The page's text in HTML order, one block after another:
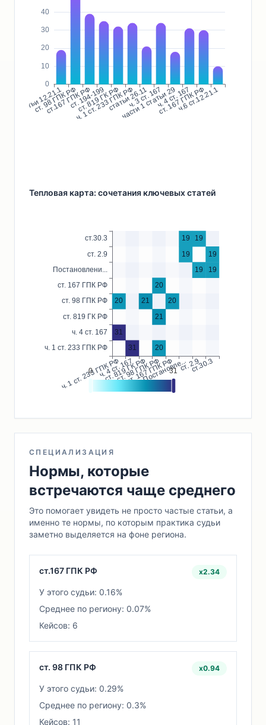
Тепловая карта: сочетания ключевых статей
СПЕЦИАЛИЗАЦИЯ
Нормы, которые
встречаются чаще среднего
Это помогает увидеть не просто частые статьи, а
именно те нормы, по которым практика судьи
заметно выделяется на фоне региона.
ст.167 ГПК РФ x2.34
У этого судьи: 0.16%
Среднее по региону: 0.07%
Кейсов: 6
ст. 98 ГПК РФ x0.94
У этого судьи: 0.29%
Среднее по региону: 0.3%
Кейсов: 11